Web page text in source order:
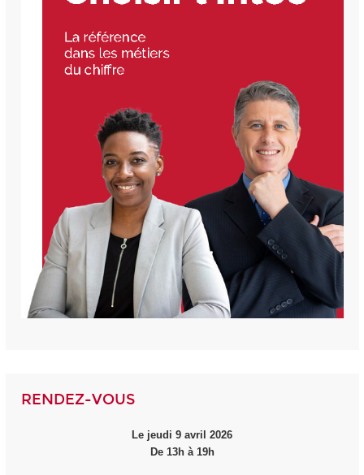
RENDEZ-VOUS
Le jeudi 9 avril 2026
De 13h à 19h